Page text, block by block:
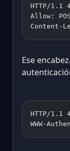
HTTP/1.1
Allow:
Content-
Ese
HTTP/1.1
WWW-